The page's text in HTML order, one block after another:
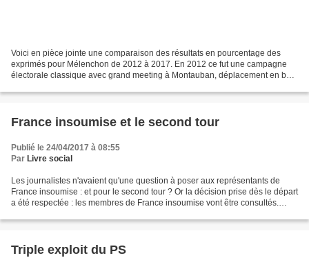
Voici en pièce jointe une comparaison des résultats en pourcentage des
exprimés pour Mélenchon de 2012 à 2017. En 2012 ce fut une campagne
électorale classique avec grand meeting à Montauban, déplacement en bus
France insoumise et le second tour
Publié le 24/04/2017 à 08:55
Par Livre social
Les journalistes n'avaient qu'une question à poser aux représentants de
France insoumise : et pour le second tour ? Or la décision prise dès le départ
a été respectée : les membres de France insoumise vont être consultés.
Triple exploit du PS